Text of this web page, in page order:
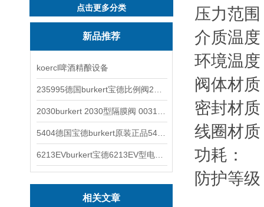
点击更多分类
新品推荐
koercl啤酒精酿设备
相关文章
压力范
介质温
环境温
阀体材
密封材
线圈材
功耗：
防护等